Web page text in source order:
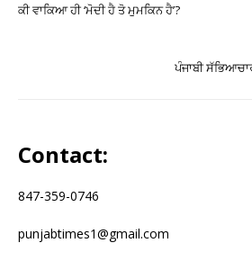
ਕੀ ਵਾਕਿਆ ਹੀ ‘ਮੋਦੀ ਹੈ ਤੋ ਮੁਮਕਿਨ ਹੈ’?
ਪੰਜਾਬੀ
Contact:
847-359-0746
punjabtimes1@gmail.com